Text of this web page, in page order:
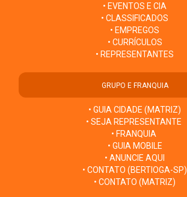
• EVENTOS E CIA
• CLASSIFICADOS
• EMPREGOS
• CURRÍCULOS
• REPRESENTANTES
GRUPO E FRANQUIA
• GUIA CIDADE (MATRIZ)
• SEJA REPRESENTANTE
• FRANQUIA
• GUIA MOBILE
• ANUNCIE AQUI
• CONTATO (BERTIOGA-SP)
• CONTATO (MATRIZ)